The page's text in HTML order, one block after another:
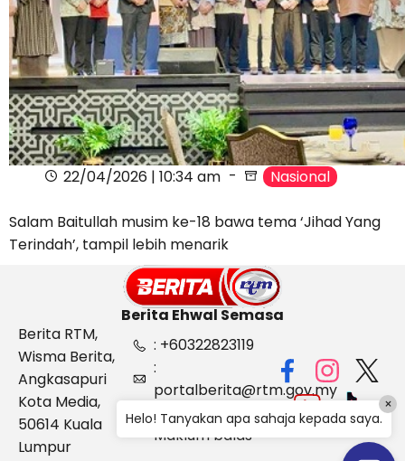
22/04/2026 | 10:34 am Nasional
Salam Baitullah musim ke-18 bawa tema ‘Jihad Yang
Terindah’, tampil lebih menarik
Berita Ehwal Semasa
Berita RTM,
Wisma Berita,
Angkasapuri
Kota Media,
50614 Kuala
Lumpur
: +60322823119
:
portalberita@rtm.gov.my
: Aduan &
Maklum balas
Helo! Tanyakan apa sahaja kepada saya.
×